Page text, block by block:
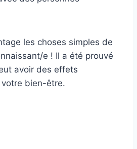
les choses simples de
e ! Il a été prouvé
avoir des effets
bien-être.